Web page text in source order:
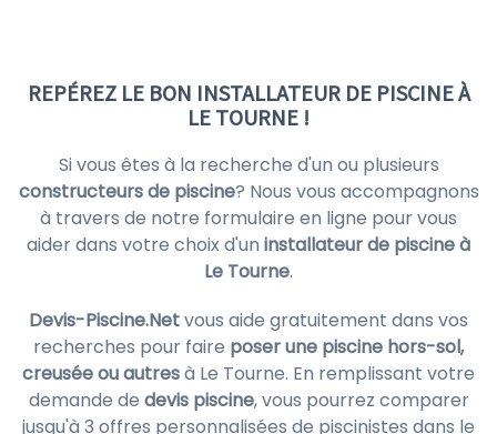
REPÉREZ LE BON INSTALLATEUR DE PISCINE À
LE TOURNE !
Si vous êtes à la recherche d'un ou plusieurs
constructeurs de piscine? Nous vous accompagnons
à travers de notre formulaire en ligne pour vous
aider dans votre choix d'un installateur de piscine à
Le Tourne.
Devis-Piscine.Netvous aide gratuitement dans vos
recherches pour faire poser une piscine hors-sol,
creusée ou autresà Le Tourne. En remplissant votre
demande de devis piscine, vous pourrez comparer
jusqu'à 3 offres personnalisées de piscinistes dans le